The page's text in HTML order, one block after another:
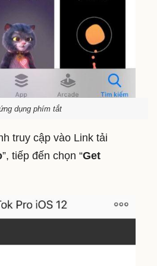
dụng phím tắt
truy cập vào Link tải
”, tiếp đến chọn “Get